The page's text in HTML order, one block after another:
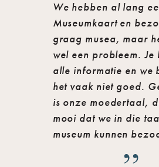
We hebben al lang
Museumkaart en
graag musea, maar
wel een probleem.
alle informatie en we
het vaak niet goed.
is onze moedertaal,
mooi dat we in die
museum kunnen